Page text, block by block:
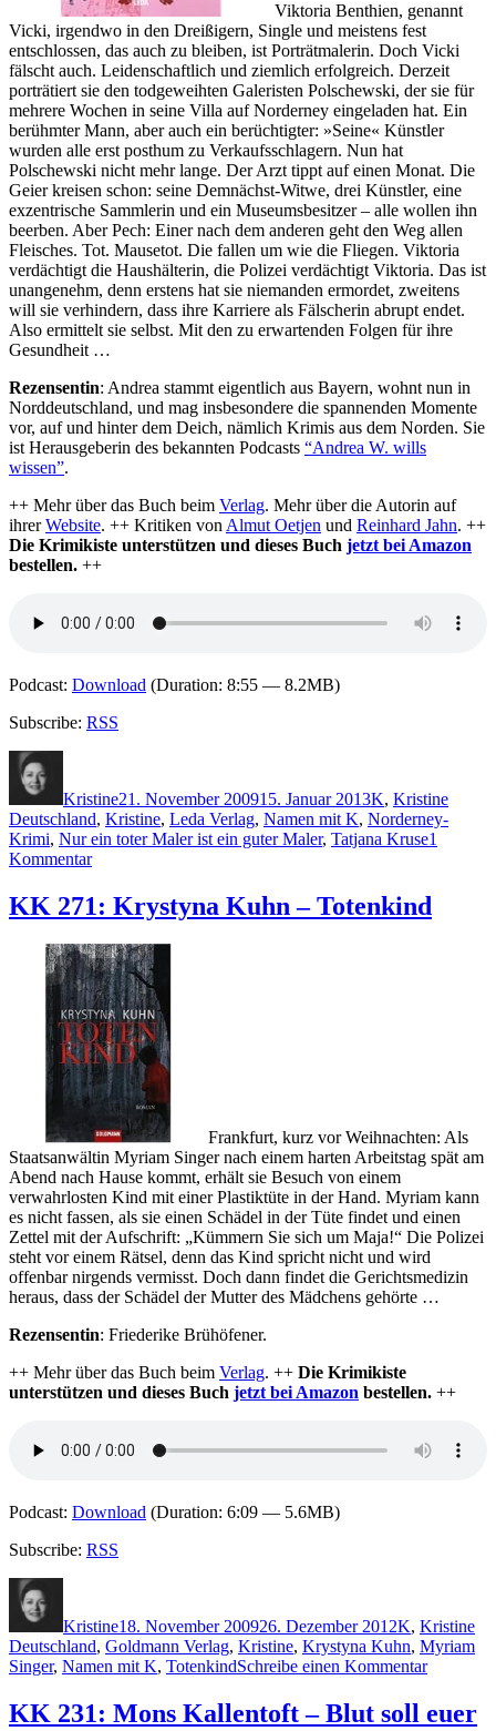
Viktoria Benthien, genannt
Vicki, irgendwo in den Dreißigern, Single und meistens fest
entschlossen, das auch zu bleiben, ist Porträtmalerin. Doch Vicki
fälscht auch. Leidenschaftlich und ziemlich erfolgreich. Derzeit
porträtiert sie den todgeweihten Galeristen Polschewski, der sie für
mehrere Wochen in seine Villa auf Norderney eingeladen hat. Ein
berühmter Mann, aber auch ein berüchtigter: »Seine« Künstler
wurden alle erst posthum zu Verkaufsschlagern. Nun hat
Polschewski nicht mehr lange. Der Arzt tippt auf einen Monat. Die
Geier kreisen schon: seine Demnächst-Witwe, drei Künstler, eine
exzentrische Sammlerin und ein Museumsbesitzer – alle wollen ihn
beerben. Aber Pech: Einer nach dem anderen geht den Weg allen
Fleisches. Tot. Mausetot. Die fallen um wie die Fliegen. Viktoria
verdächtigt die Haushälterin, die Polizei verdächtigt Viktoria. Das ist
unangenehm, denn erstens hat sie niemanden ermordet, zweitens
will sie verhindern, dass ihre Karriere als Fälscherin abrupt endet.
Also ermittelt sie selbst. Mit den zu erwartenden Folgen für ihre
Gesundheit …
Rezensentin: Andrea stammt eigentlich aus Bayern, wohnt nun in
Norddeutschland, und mag insbesondere die spannenden Momente
vor, auf und hinter dem Deich, nämlich Krimis aus dem Norden. Sie
ist Herausgeberin des bekannten Podcasts “Andrea W. wills
wissen”.
++ Mehr über das Buch beim Verlag. Mehr über die Autorin auf
ihrerWebsite. ++ Kritiken vonAlmut Oetjen und Reinhard Jahn. ++
Die Krimikiste unterstützen und dieses Buch jetzt bei Amazon
bestellen. ++
Podcast: Download (Duration: 8:55 — 8.2MB)
Subscribe: RSS
Kristine21. November 200915. Januar 2013K, Kristine
Deutschland, Kristine, Leda Verlag, Namen mit K, Norderney-
Krimi, Nur ein toter Maler ist ein guter Maler, Tatjana Kruse1
Kommentarzu
274:
Tatjana
–
Nur
ein
toter
Maler
ist
ein
guter
Maler
KK 271: Krystyna Kuhn – Totenkind
Frankfurt, kurz vor Weihnachten: Als
Staatsanwältin Myriam Singer nach einem harten Arbeitstag spät am
Abend nach Hause kommt, erhält sie Besuch von einem
verwahrlosten Kind mit einer Plastiktüte in der Hand. Myriam kann
es nicht fassen, als sie einen Schädel in der Tüte findet und einen
Zettel mit der Aufschrift: „Kümmern Sie sich um Maja!“ Die Polizei
steht vor einem Rätsel, denn das Kind spricht nicht und wird
offenbar nirgends vermisst. Doch dann findet die Gerichtsmedizin
heraus, dass der Schädel der Mutter des Mädchens gehörte …
Rezensentin: Friederike Brühöfener.
++ Mehr über das Buch beim Verlag. ++ Die Krimikiste
unterstützen und dieses Buch jetzt bei Amazon bestellen. ++
Podcast: Download (Duration: 6:09 — 5.6MB)
Subscribe: RSS
Kristine18. November 200926. Dezember 2012K, Kristine
Deutschland, Goldmann Verlag, Kristine, Krystyna Kuhn, Myriam
Singer, Namen mit K, TotenkindSchreibe einen Kommentarzu
Krystyna
KK 231: Mons Kallentoft – Blut soll euer